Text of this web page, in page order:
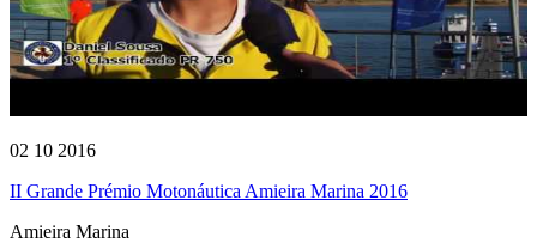
02 10 2016
II Grande Prémio Motonáutica Amieira Marina 2016
Amieira Marina